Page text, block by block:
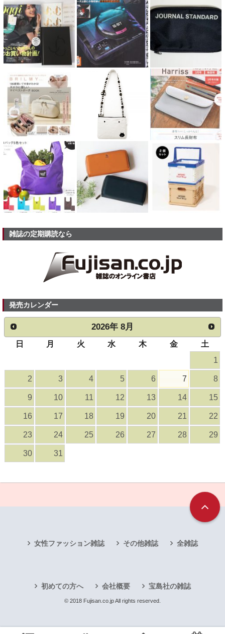
雑誌の定期購読なら
発売カレンダー
2026年 8月
日 月 火 水 木 金
土
1
2 3 4 5 6 7 8
9 10 11 12 13 14 15
16 17 18 19 20 21 22
23 24 25 26 27 28 29
30 31
女性ファッション雑誌 その他雑誌 全雑誌
初めての方へ 会社概要 宝島社の雑誌
© 2018 Fujisan.co.jp All rights reserved.